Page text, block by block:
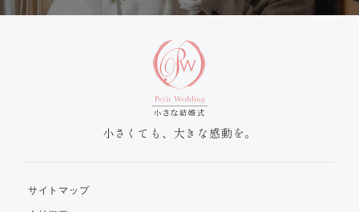
小さくても、大きな感動を。
サイトマップ